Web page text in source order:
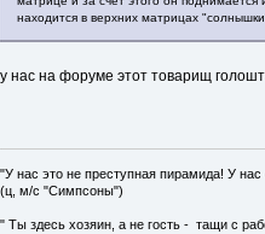
находится в верхних матрицах
у нас на форуме этот товарищ
"У нас это не преступная пирамида! У
(ц, м/с "Симпсоны")
" Ты здесь хозяин, а не гость - тащи с